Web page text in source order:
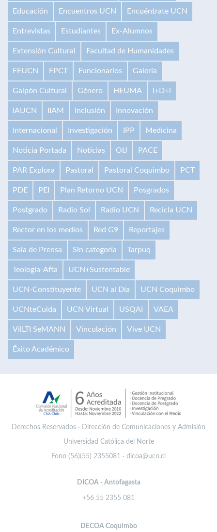
Educación Encuentros UCN Encuéntrate UCN
Entrevistas Estudiantes Ex-Alumnos
Extensión Cultural Facultad de Humanidades
FEUCN FPCT Funcionarios Galería
Galpón Cultural Género HEUMA I+D+i
IAUCN IIAM Inclusión Innovación
Internacional Investigación IPP Medicina
Noticia Portada Noticias OIJ PACE
PAR Explora Pastoral Pastoral Coquimbo PCT
PDE PEI Plan Retorno UCN Posgrados
Postgrado Radio Sol Radio UCN Recicla UCN
Rector en los medios Red G9 Reportajes
Sala de Prensa Sin categoría Tarpuq
Teología-Afta UCN+Sustentable
UCN-Constituyente UCN al Día UCN Coquimbo
UCNteCuida UCN Virtual USQAI VAEA
VilLTI SeMANN Vinculación Vive UCN
Éxito Académico
Derechos Reservados · Dirección de Comunicaciones y Admisión
Universidad Católica del Norte
Fono (56)(55) 2355081 · dicoa@ucn.cl
DICOA - Antofagasta
+56 55 2355 081
DECOA Coquimbo